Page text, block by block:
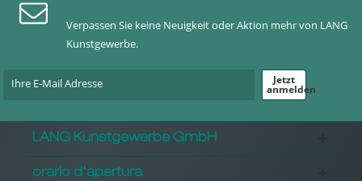
Verpassen Sie keine Neuigkeit oder Aktion mehr von LANG
Kunstgewerbe.
Jetzt
anmelden
LANG Kunstgewerbe GmbH
orario d'apertura